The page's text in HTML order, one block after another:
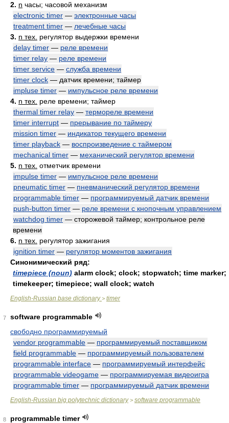
2. n часы; часовой механизм
electronic timer — электронные часы
treatment timer — лечебные часы
3. n тех. регулятор выдержки времени
delay timer — реле времени
timer relay — реле времени
timer service — служба времени
timer clock — датчик времени; таймер
impluse timer — импульсное реле времени
4. n тех. реле времени; таймер
thermal timer relay — термореле времени
timer interrupt — прерывание по таймеру
mission timer — индикатор текущего времени
timer playback — воспроизведение с таймером
mechanical timer — механический регулятор времени
5. n тех. отметчик времени
impulse timer — импульсное реле времени
pneumatic timer — пневманический регулятор времени
programmable timer — программируемый датчик времени
push-button timer — реле времени с кнопочным управлением
watchdog timer — сторожевой таймер; контрольное реле
времени
6. n тех. регулятор зажигания
ignition timer — регулятор моментов зажигания
Синонимический ряд:
timepiece (noun) alarm clock; clock; stopwatch; time marker;
timekeeper; timepiece; wall clock; watch
English-Russian base dictionary> timer
7
software programmable
свободно программируемый
vendor programmable — программируемый поставщиком
field programmable — программируемый пользователем
programmable interface — программируемый интерфейс
programmable videogame — программируемая видеоигра
programmable timer — программируемый датчик времени
English-Russian big polytechnic dictionary> software programmable
8
programmable timer